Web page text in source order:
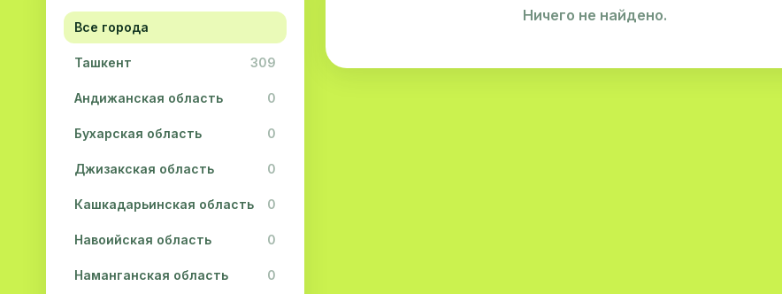
Все города
Ташкент 309
Андижанская область 0
Бухарская область 0
Джизакская область 0
Кашкадарьинская область 0
Навоийская область 0
Наманганская область 0
Ничего не найдено.